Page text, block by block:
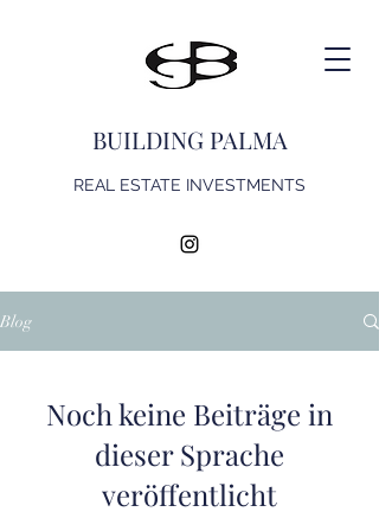
BUILDING PALMA
REAL ESTATE INVESTMENTS
Blog
Noch keine Beiträge in
dieser Sprache
veröffentlicht